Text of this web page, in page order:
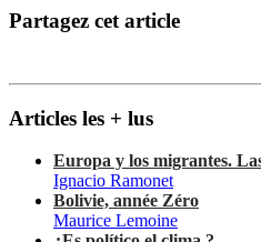
Partagez cet article
Articles les + lus
Europa y los migrantes.
Ignacio Ramonet
Bolivie, année Zéro
Maurice Lemoine